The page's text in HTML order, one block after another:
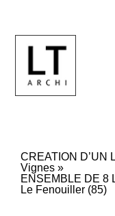
CREATION D’UN
Vignes »
ENSEMBLE DE 8
Le Fenouiller (85)